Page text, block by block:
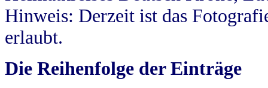
Hinweis: Derzeit ist das
erlaubt.
Die Reihenfolge der Einträge